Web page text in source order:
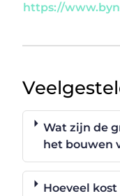
https://
Wat zijn de
het bouwen
Hoeveel